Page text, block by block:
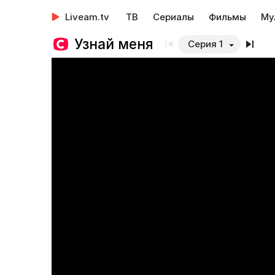
Liveam.tv ТВ Сериалы Фильмы
Узнай меня Серия 1